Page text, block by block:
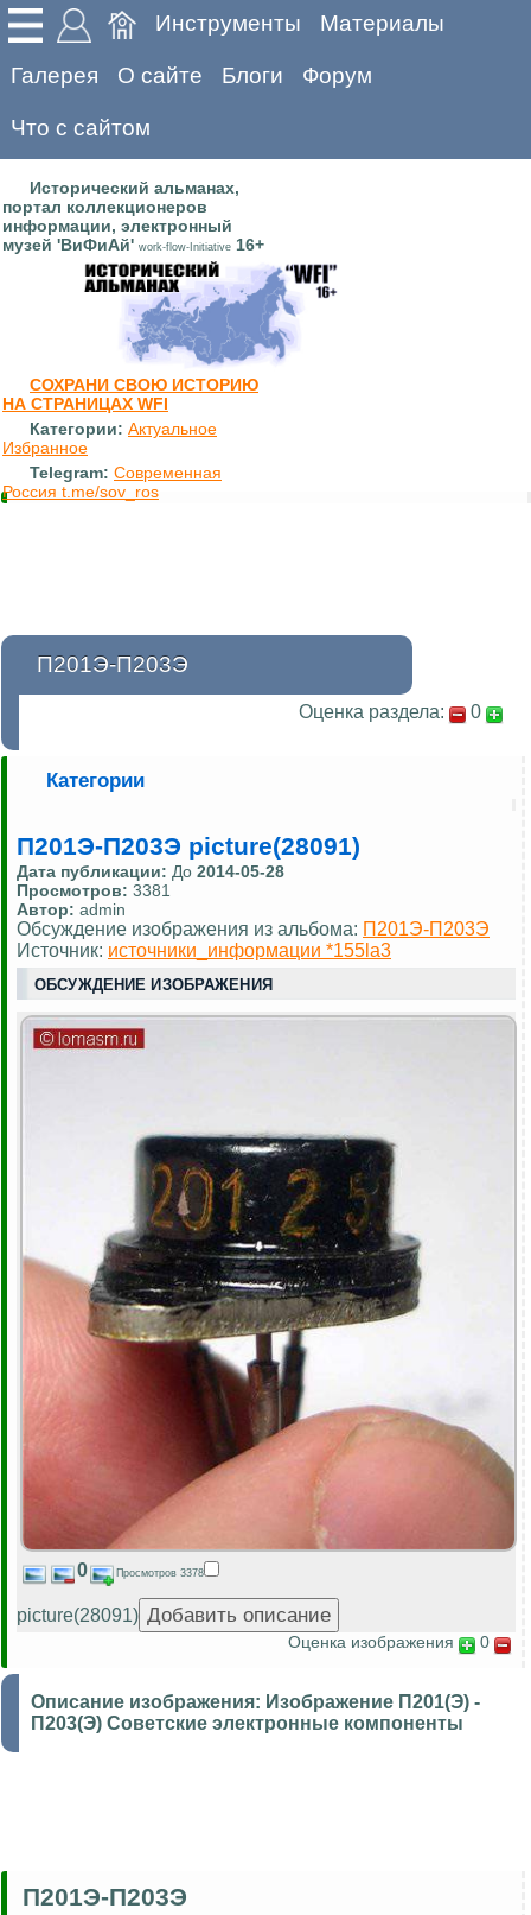
Инструменты Материалы
Галерея О сайте Блоги Форум
Что с сайтом
Исторический альманах,
портал коллекционеров
информации, электронный
музей 'ВиФиАй' work-flow-Initiative 16+
СОХРАНИ СВОЮ ИСТОРИЮ
НА СТРАНИЦАХ WFI
Категории: Актуальное
Избранное
Telegram: Современная
Россия t.me/sov_ros
П201Э-П203Э
Оценка раздела: 0
Категории
П201Э-П203Э picture(28091)
Дата публикации: До 2014-05-28
Просмотров: 3381
Автор: admin
Обсуждение изображения из альбома: П201Э-П203Э
Источник: источники_информации *155la3
ОБСУЖДЕНИЕ ИЗОБРАЖЕНИЯ
0 Просмотров 3378
picture(28091)
Оценка изображения 0
Описание изображения: Изображение П201(Э) -
П203(Э) Советские электронные компоненты
П201Э-П203Э